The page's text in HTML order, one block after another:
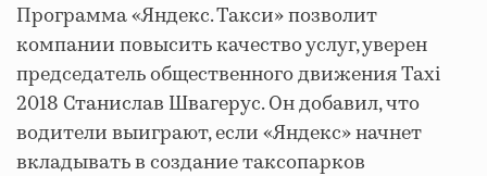
Программа «Яндекс. Такси» позволит
компании повысить качество услуг, уверен
председатель общественного движения Taxi
2018 Станислав Швагерус. Он добавил, что
водители выиграют, если «Яндекс» начнет
вкладывать в создание таксопарков